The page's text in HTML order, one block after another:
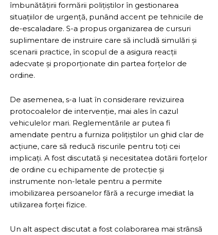
îmbunătățirii formării polițiștilor în gestionarea
situațiilor de urgență, punând accent pe tehnicile de
de-escaladare. S-a propus organizarea de cursuri
suplimentare de instruire care să includă simulări și
scenarii practice, în scopul de a asigura reacții
adecvate și proporționate din partea forțelor de
ordine.
De asemenea, s-a luat în considerare revizuirea
protocoalelor de intervenție, mai ales în cazul
vehiculelor mari. Reglementările ar putea fi
amendate pentru a furniza polițiștilor un ghid clar de
acțiune, care să reducă riscurile pentru toți cei
implicați. A fost discutată și necesitatea dotării forțelor
de ordine cu echipamente de protecție și
instrumente non-letale pentru a permite
imobilizarea persoanelor fără a recurge imediat la
utilizarea forței fizice.
Un alt aspect discutat a fost colaborarea mai strânsă